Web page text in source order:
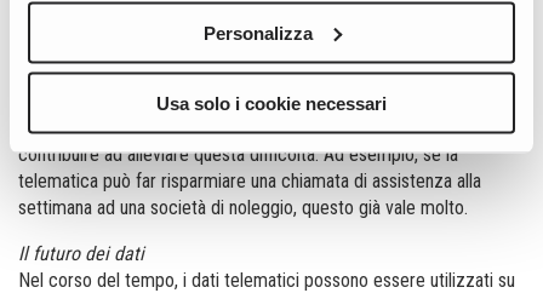
Personalizza
Usa solo i cookie necessari
delle maggiori difficoltà
nel settore è che oggi
non ci sono abbastanza tecnici dell'assistenza. La telematica può
contribuire ad alleviare questa difficoltà. Ad esempio, se la
telematica può far risparmiare una chiamata di assistenza alla
settimana ad una società di noleggio, questo già vale molto.
Il futuro dei dati
Nel corso del tempo, i dati telematici possono essere utilizzati su